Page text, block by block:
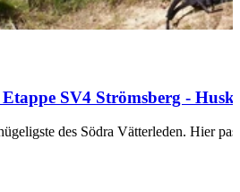
SV4 Strömsberg -
des Södra Vätterleden. Hier